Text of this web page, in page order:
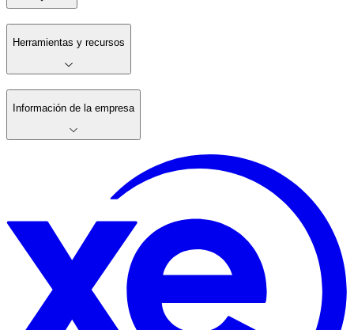
Herramientas y recursos
Información de la empresa